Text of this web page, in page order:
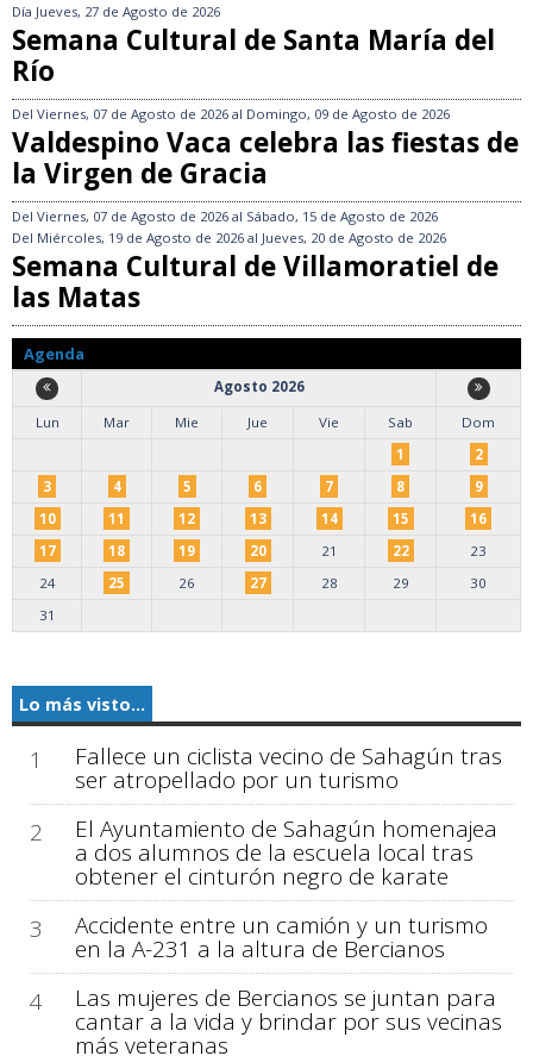
Día Jueves, 27 de Agosto de 2026
Semana Cultural de Santa María del
Río
Del Viernes, 07 de Agosto de 2026 al Domingo, 09 de Agosto de 2026
Valdespino Vaca celebra las fiestas de
la Virgen de Gracia
Del Viernes, 07 de Agosto de 2026 al Sábado, 15 de Agosto de 2026
Del Miércoles, 19 de Agosto de 2026 al Jueves, 20 de Agosto de 2026
Semana Cultural de Villamoratiel de
las Matas
Agenda
Agosto 2026
Lun
Mar Mie Jue Vie Sab
Dom
1
2
3
4 5 6 7 8
9
10
11 12 13 14 15
16
17
18 19 20 21 22
23
24
25 26 27 28 29
30
31
Lo más visto...
1 Fallece un ciclista vecino de Sahagún tras
ser atropellado por un turismo
2
El Ayuntamiento de Sahagún homenajea
a dos alumnos de la escuela local tras
obtener el cinturón negro de karate
3
Accidente entre un camión y un turismo
en la A-231 a la altura de Bercianos
4
Las mujeres de Bercianos se juntan para
cantar a la vida y brindar por sus vecinas
más veteranas